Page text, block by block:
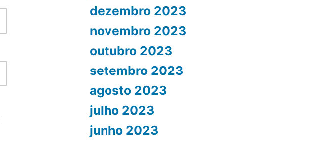
dezembro 2023
novembro 2023
outubro 2023
setembro 2023
agosto 2023
julho 2023
junho 2023